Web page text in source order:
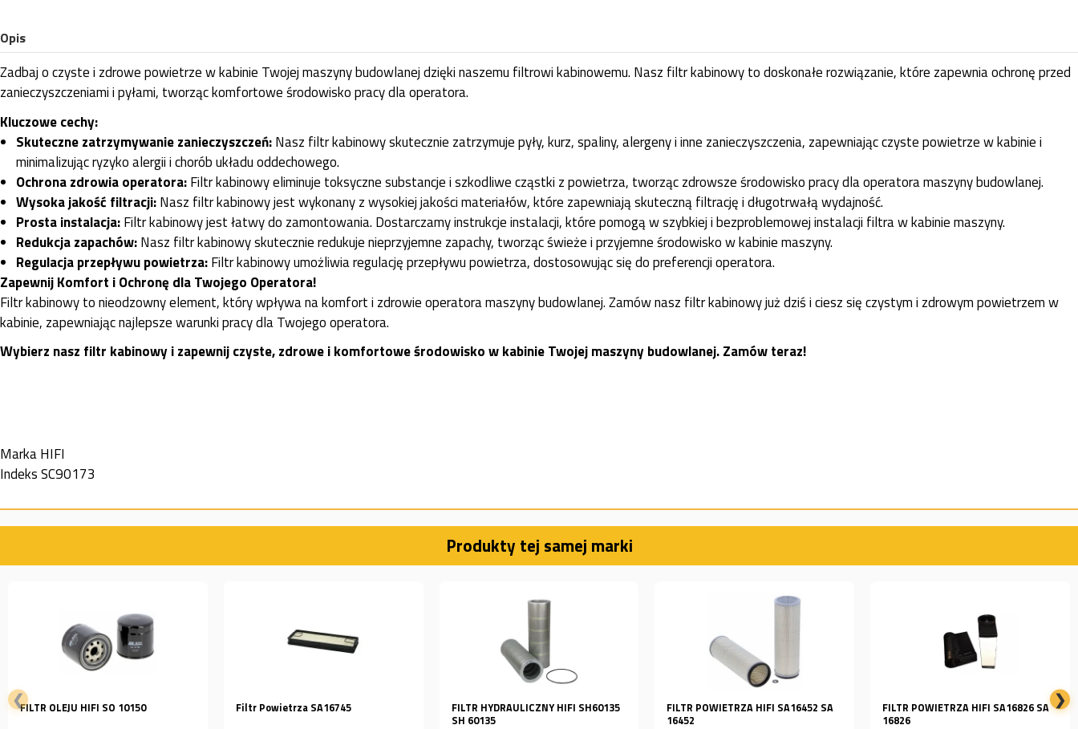
Opis
Zadbaj o czyste i zdrowe powietrze w kabinie Twojej maszyny budowlanej dzięki naszemu filtrowi kabinowemu. Nasz filtr kabinowy to doskonałe rozwiązanie, które zapewnia ochronę przed
zanieczyszczeniami i pyłami, tworząc komfortowe środowisko pracy dla operatora.
Kluczowe cechy:
Skuteczne zatrzymywanie zanieczyszczeń:Nasz filtr kabinowy skutecznie zatrzymuje pyły, kurz, spaliny, alergeny i inne zanieczyszczenia, zapewniając czyste powietrze w kabinie i
minimalizując ryzyko alergii i chorób układu oddechowego.
Ochrona zdrowia operatora:Filtr kabinowy eliminuje toksyczne substancje i szkodliwe cząstki z powietrza, tworząc zdrowsze środowisko pracy dla operatora maszyny budowlanej.
Wysoka jakość filtracji:Nasz filtr kabinowy jest wykonany z wysokiej jakości materiałów, które zapewniają skuteczną filtrację i długotrwałą wydajność.
Prosta instalacja:Filtr kabinowy jest łatwy do zamontowania. Dostarczamy instrukcje instalacji, które pomogą w szybkiej i bezproblemowej instalacji filtra w kabinie maszyny.
Redukcja zapachów:Nasz filtr kabinowy skutecznie redukuje nieprzyjemne zapachy, tworząc świeże i przyjemne środowisko w kabinie maszyny.
Regulacja przepływu powietrza:Filtr kabinowy umożliwia regulację przepływu powietrza, dostosowując się do preferencji operatora.
Zapewnij Komfort i Ochronę dla Twojego Operatora!
Filtr kabinowy to nieodzowny element, który wpływa na komfort i zdrowie operatora maszyny budowlanej. Zamów nasz filtr kabinowy już dziś i ciesz się czystym i zdrowym powietrzem w
kabinie, zapewniając najlepsze warunki pracy dla Twojego operatora.
Wybierz nasz filtr kabinowy i zapewnij czyste, zdrowe i komfortowe środowisko w kabinie Twojej maszyny budowlanej. Zamów teraz!
MarkaHIFI
IndeksSC90173
Produkty tej samej marki
Filtr Powietrza SA16745
FILTR HYDRAULICZNY HIFI SH60135
FILTR POWIETRZA HIFI SA16452 SA
16452
FILTR POWIETRZA HIFI SA16826 SA
16826
FILTR HYDRAULICZNY VOLVO
SH68103
❮ ❯